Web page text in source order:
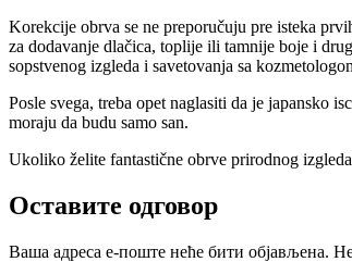
Korekcije obrva se ne preporučuju pre isteka
za dodavanje dlačica, toplije ili tamnije boje i
sopstvenog izgleda i savetovanja sa
Posle svega, treba opet naglasiti da je japansko
moraju da budu samo san.
Ukoliko želite fantastične obrve prirodnog
Оставите одговор
Ваша адреса е-поште неће бити објављена.